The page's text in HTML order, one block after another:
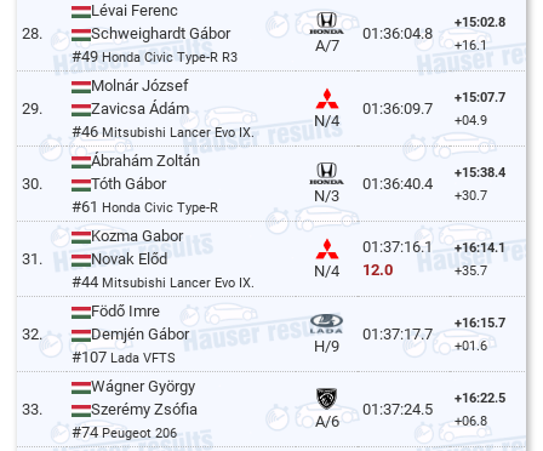
28.
Lévai Ferenc
Schweighardt Gábor
#49 Honda Civic Type-R R3
A/7
01:36:04.8
+15:02.8
+16.1
29.
Molnár József
Zavicsa Ádám
#46Mitsubishi Lancer Evo IX.
N/4
01:36:09.7
+15:07.7
+04.9
30.
Ábrahám Zoltán
Tóth Gábor
#61 Honda Civic Type-R
N/3
01:36:40.4
+15:38.4
+30.7
31.
Kozma Gabor
Novak Előd
#44 Mitsubishi Lancer Evo IX.
N/4
01:37:16.1
12.0
+16:14.1
+35.7
32.
Födő Imre
Demjén Gábor
#107 Lada VFTS
H/9
01:37:17.7
+16:15.7
+01.6
33.
Wágner György
Szerémy Zsófia
#74Peugeot 206
A/6
01:37:24.5
+16:22.5
+06.8